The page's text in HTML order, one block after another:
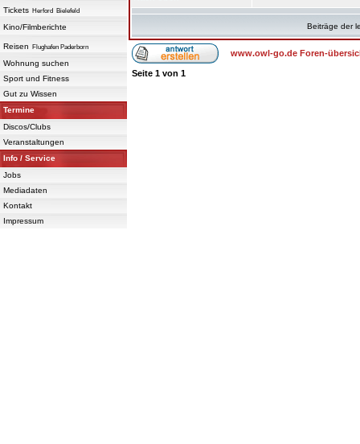
Tickets Herford Bielefeld
Kino/Filmberichte
Reisen Flughafen Paderborn
Wohnung suchen
Sport und Fitness
Gut zu Wissen
Termine
Discos/Clubs
Veranstaltungen
Info / Service
Jobs
Mediadaten
Kontakt
Impressum
Beiträge der
www.owl-go.de Foren-
Seite 1 von 1